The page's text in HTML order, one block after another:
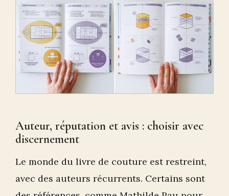
Auteur, réputation et avis : choisir avec
discernement
Le monde du livre de couture est restreint,
avec des auteurs récurrents. Certains sont